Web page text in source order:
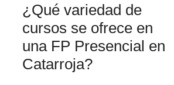
¿Qué variedad de
cursos se ofrece en
una FP Presencial en
Catarroja?